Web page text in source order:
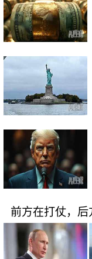
前方在打仗，后